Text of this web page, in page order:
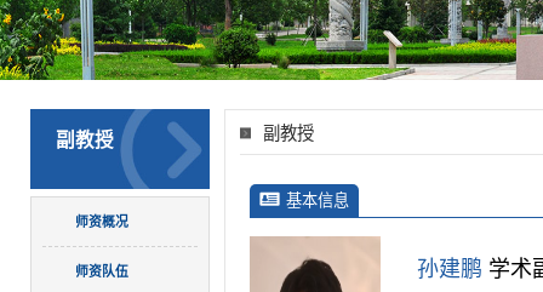
副教授
师资概况
师资队伍
副教授
基本信息
孙建鹏 学术